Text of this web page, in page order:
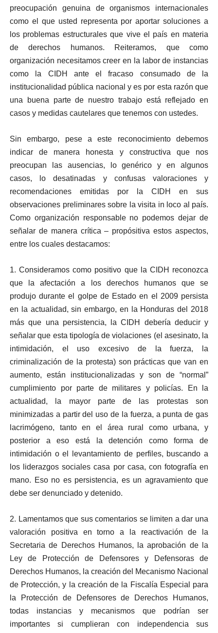
preocupación genuina de organismos internacionales
como el que usted representa por aportar soluciones a
los problemas estructurales que vive el país en materia
de derechos humanos. Reiteramos, que como
organización necesitamos creer en la labor de instancias
como la CIDH ante el fracaso consumado de la
institucionalidad pública nacional y es por esta razón que
una buena parte de nuestro trabajo está reflejado en
casos y medidas cautelares que tenemos con ustedes.
Sin embargo, pese a este reconocimiento debemos
indicar de manera honesta y constructiva que nos
preocupan las ausencias, lo genérico y en algunos
casos, lo desatinadas y confusas valoraciones y
recomendaciones emitidas por la CIDH en sus
observaciones preliminares sobre la visita in loco al país.
Como organización responsable no podemos dejar de
señalar de manera crítica – propósitiva estos aspectos,
entre los cuales destacamos:
1. Consideramos como positivo que la CIDH reconozca
que la afectación a los derechos humanos que se
produjo durante el golpe de Estado en el 2009 persista
en la actualidad, sin embargo, en la Honduras del 2018
más que una persistencia, la CIDH debería deducir y
señalar que esta tipología de violaciones (el asesinato, la
intimidación, el uso excesivo de la fuerza, la
criminalización de la protesta) son prácticas que van en
aumento, están institucionalizadas y son de “normal”
cumplimiento por parte de militares y policías. En la
actualidad, la mayor parte de las protestas son
minimizadas a partir del uso de la fuerza, a punta de gas
lacrimógeno, tanto en el área rural como urbana, y
posterior a eso está la detención como forma de
intimidación o el levantamiento de perfiles, buscando a
los liderazgos sociales casa por casa, con fotografía en
mano. Eso no es persistencia, es un agravamiento que
debe ser denunciado y detenido.
2. Lamentamos que sus comentarios se limiten a dar una
valoración positiva en torno a la reactivación de la
Secretaria de Derechos Humanos, la aprobación de la
Ley de Protección de Defensores y Defensoras de
Derechos Humanos, la creación del Mecanismo Nacional
de Protección, y la creación de la Fiscalía Especial para
la Protección de Defensores de Derechos Humanos,
todas instancias y mecanismos que podrían ser
importantes si cumplieran con independencia sus